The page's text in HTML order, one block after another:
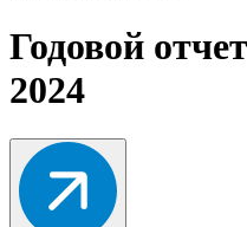
Годовой отчет
2024